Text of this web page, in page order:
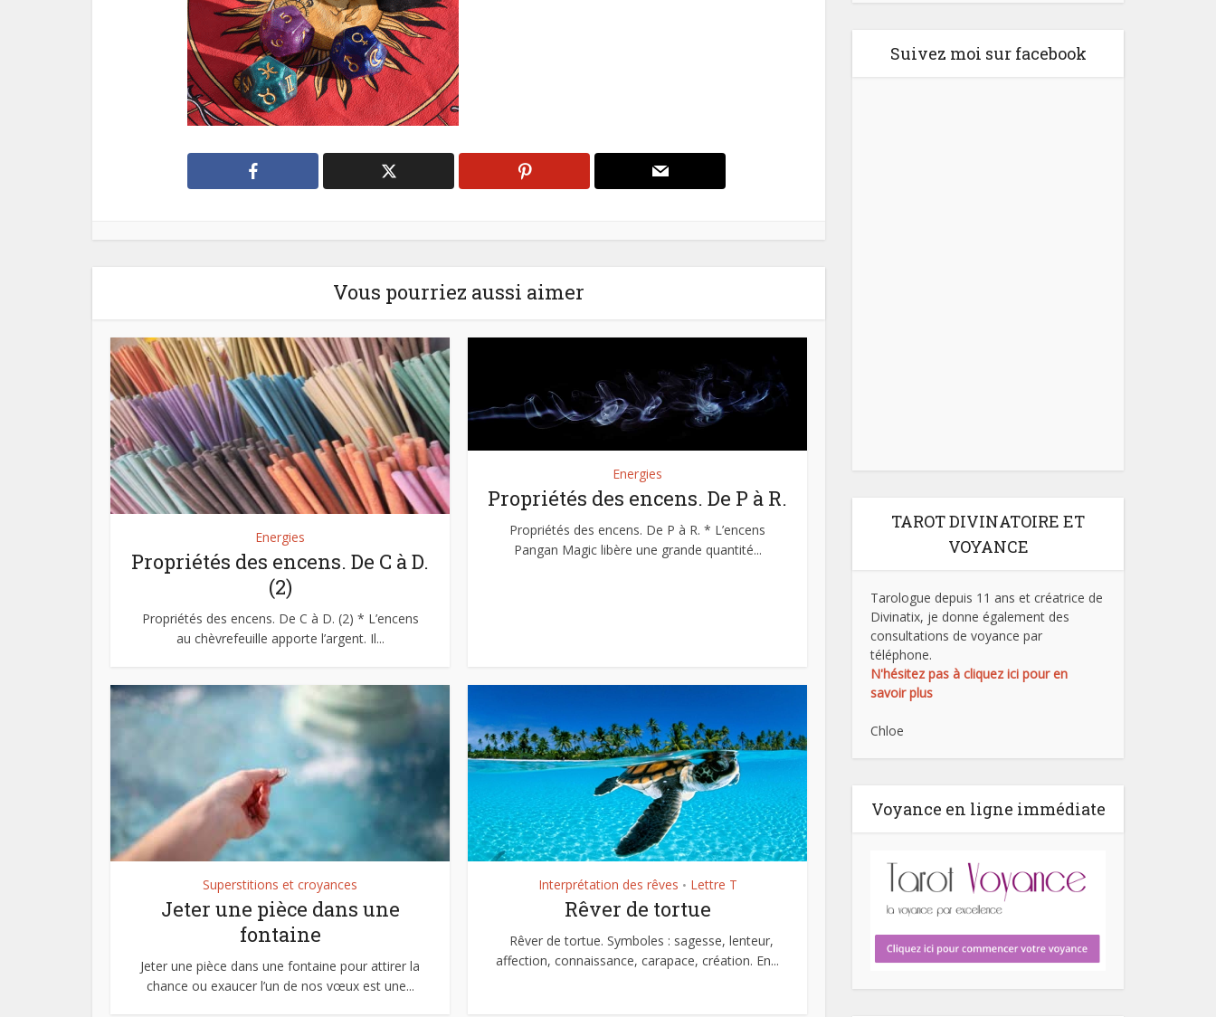
Vous pourriez aussi aimer
Energies
Propriétés des encens. De C à D.
(2)
Propriétés des encens. De C à D. (2) * L’encens
au chèvrefeuille apporte l’argent. Il...
Energies
Propriétés des encens. De P à R.
Propriétés des encens. De P à R. * L’encens
Pangan Magic libère une grande quantité...
Superstitions et croyances
Jeter une pièce dans une
fontaine
Jeter une pièce dans une fontaine pour attirer la
chance ou exaucer l’un de nos vœux est une...
Interprétation des rêves • Lettre T
Rêver de tortue
Rêver de tortue. Symboles : sagesse, lenteur,
affection, connaissance, carapace, création. En...
Suivez moi sur facebook
TAROT DIVINATOIRE ET
VOYANCE
Tarologue depuis 11 ans et créatrice de
Divinatix, je donne également des
consultations de voyance par
téléphone.
N'hésitez pas à cliquez ici pour en
savoir plus
Chloe
Voyance en ligne immédiate